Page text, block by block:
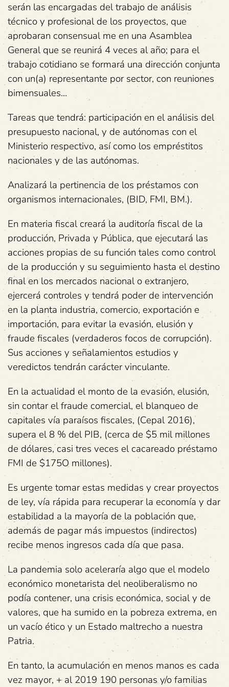
serán las encargadas del trabajo de análisis
técnico y profesional de los proyectos, que
aprobaran consensual me en una Asamblea
General que se reunirá 4 veces al año; para el
trabajo cotidiano se formará una dirección conjunta
con un(a) representante por sector, con reuniones
bimensuales…
Tareas que tendrá: participación en el análisis del
presupuesto nacional, y de autónomas con el
Ministerio respectivo, así como los empréstitos
nacionales y de las autónomas.
Analizará la pertinencia de los préstamos con
organismos internacionales, (BID, FMI, BM.).
En materia fiscal creará la auditoría fiscal de la
producción, Privada y Pública, que ejecutará las
acciones propias de su función tales como control
de la producción y su seguimiento hasta el destino
final en los mercados nacional o extranjero,
ejercerá controles y tendrá poder de intervención
en la planta industria, comercio, exportación e
importación, para evitar la evasión, elusión y
fraude fiscales (verdaderos focos de corrupción).
Sus acciones y señalamientos estudios y
veredictos tendrán carácter vinculante.
En la actualidad el monto de la evasión, elusión,
sin contar el fraude comercial, el blanqueo de
capitales vía paraísos fiscales, (Cepal 2016),
supera el 8 % del PIB, (cerca de $5 mil millones
de dólares, casi tres veces el cacareado préstamo
FMI de $175O millones).
Es urgente tomar estas medidas y crear proyectos
de ley, vía rápida para recuperar la economía y dar
estabilidad a la mayoría de la población que,
además de pagar más impuestos (indirectos)
recibe menos ingresos cada día que pasa.
La pandemia solo aceleraría algo que el modelo
económico monetarista del neoliberalismo no
podía contener, una crisis económica, social y de
valores, que ha sumido en la pobreza extrema, en
un vacío ético y un Estado maltrecho a nuestra
Patria.
En tanto, la acumulación en menos manos es cada
vez mayor, + al 2019 190 personas y/o familias